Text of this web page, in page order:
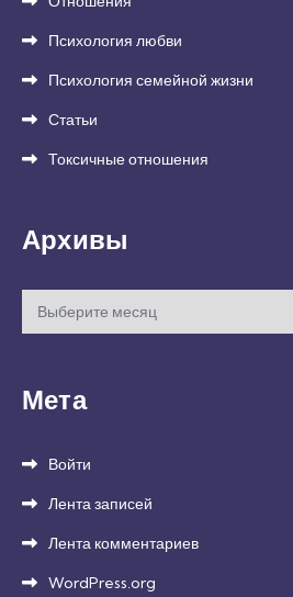
Психология любви
Психология семейной жизни
Статьи
Токсичные отношения
Архивы
Архивы
Мета
Войти
Лента записей
Лента комментариев
WordPress.org